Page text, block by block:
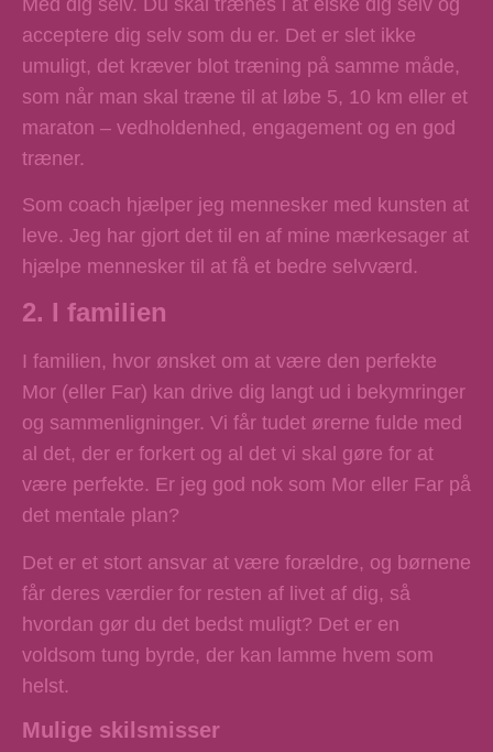
acceptere dig selv som du er. Det er slet ikke
umuligt, det kræver blot træning på samme måde,
som når man skal træne til at løbe 5, 10 km eller et
maraton – vedholdenhed, engagement og en god
træner.
Som coach hjælper jeg mennesker med kunsten at
leve. Jeg har gjort det til en af mine mærkesager at
hjælpe mennesker til at få et bedre selvværd.
2. I familien
I familien, hvor ønsket om at være den perfekte
Mor (eller Far) kan drive dig langt ud i bekymringer
og sammenligninger. Vi får tudet ørerne fulde med
al det, der er forkert og al det vi skal gøre for at
være perfekte. Er jeg god nok som Mor eller Far på
det mentale plan?
Det er et stort ansvar at være forældre, og børnene
får deres værdier for resten af livet af dig, så
hvordan gør du det bedst muligt? Det er en
voldsom tung byrde, der kan lamme hvem som
helst.
Mulige skilsmisser